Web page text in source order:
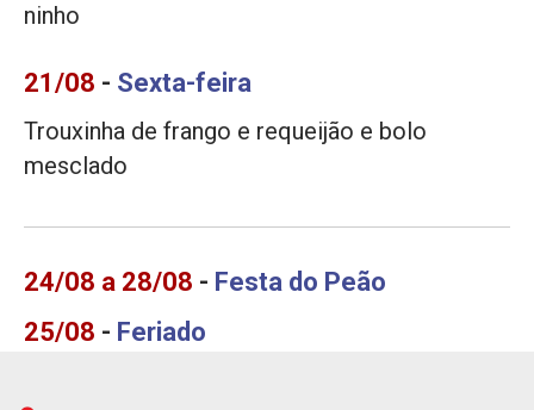
ninho
21/08 - Sexta-feira
Trouxinha de frango e requeijão e bolo
mesclado
24/08 a 28/08 - Festa do Peão
25/08 - Feriado